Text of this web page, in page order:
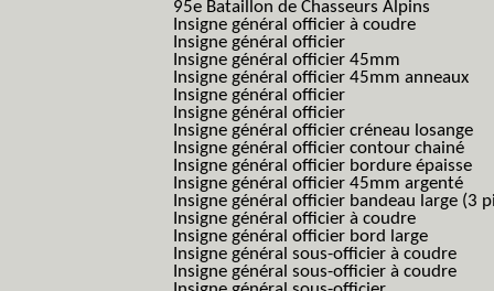
95e Bataillon de Chasseurs Alpins
Insigne général officier à coudre
Insigne général officier
Insigne général officier 45mm
Insigne général officier 45mm anneaux
Insigne général officier
Insigne général officier
Insigne général officier créneau losange
Insigne général officier contour chainé
Insigne général officier bordure épaisse
Insigne général officier 45mm argenté
Insigne général officier bandeau large (3
Insigne général officier à coudre
Insigne général officier bord large
Insigne général sous-officier à coudre
Insigne général sous-officier à coudre